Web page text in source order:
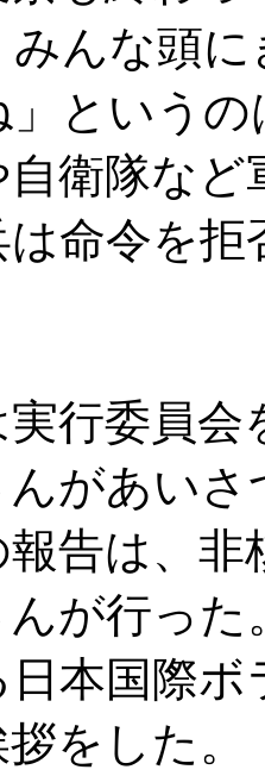
みんな頭
」という
衛隊な
は命令を
行委員会
があい
告は、
が行っ
日本国際
をした。